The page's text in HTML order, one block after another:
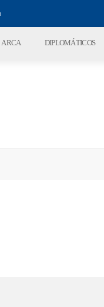
ARCA DIPLOMÁTICOS